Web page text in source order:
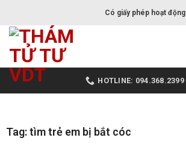
Có giấy phép hoạt động
HOTLINE: 094.368.2399
Tag: tìm trẻ em bị bắt cóc